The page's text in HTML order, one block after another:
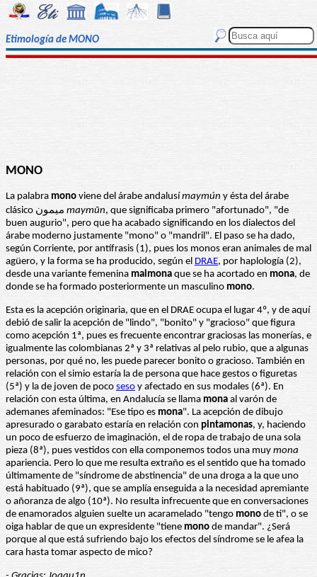
Etimología de MONO
MONO
La palabra mono viene del árabe andalusí maymún y ésta del árabe
maymūn, que significaba primero "afortunado", "de
buen augurio", pero que ha acabado significando en los dialectos del
árabe moderno justamente "mono" o "mandril". El paso se ha dado,
según Corriente, por antífrasis (1), pues los monos eran animales de mal
agüero, y la forma se ha producido, según el DRAE, por haplología (2),
desde una variante femenina maimona que se ha acortado en mona, de
donde se ha formado posteriormente un masculino mono.
Esta es la acepción originaria, que en el DRAE ocupa el lugar 4º, y de aquí
debió de salir la acepción de "lindo", "bonito" y "gracioso" que figura
como acepción 1ª, pues es frecuente encontrar graciosas las monerías, e
igualmente las colombianas 2ª y 3ª relativas al pelo rubio, que a algunas
personas, por qué no, les puede parecer bonito o gracioso. También en
relación con el simio estaría la de persona que hace gestos o figuretas
(5ª) y la de joven de poco seso y afectado en sus modales (6ª). En
relación con esta última, en Andalucía se llama mona al varón de
ademanes afeminados: "Ese tipo es mona". La acepción de dibujo
apresurado o garabato estaría en relación con pintamonas, y, haciendo
un poco de esfuerzo de imaginación, el de ropa de trabajo de una sola
pieza (8ª), pues vestidos con ella componemos todos una muy mona
apariencia. Pero lo que me resulta extraño es el sentido que ha tomado
últimamente de "síndrome de abstinencia" de una droga a la que uno
está habituado (9ª), que se amplía enseguida a la necesidad apremiante
o añoranza de algo (10ª). No resulta infrecuente que en conversaciones
de enamorados alguien suelte un acaramelado "tengo mono de ti", o se
oiga hablar de que un expresidente "tiene mono de mandar". ¿Será
porque al que está sufriendo bajo los efectos del síndrome se le afea la
cara hasta tomar aspecto de mico?